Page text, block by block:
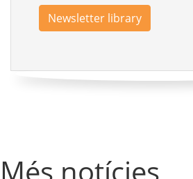
Newsletter library
Més notícies